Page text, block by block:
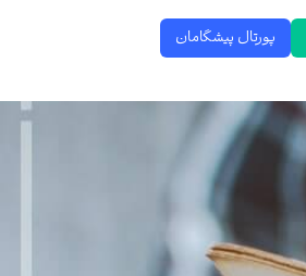
پورتال پیشگامان